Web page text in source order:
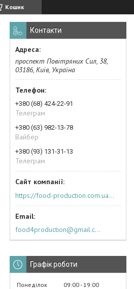
Кошик
Контакти
проспект Повітряних Сил, 38,
03186, Київ, Україна
+380 (68) 424-22-91
Телеграм
+380 (63) 982-13-78
Вайбер
+380 (93) 131-31-13
Телеграм
https://food-production.com.ua/ua/
food4production@gmail.com
Графік роботи
Понеділок 09:00 19:00